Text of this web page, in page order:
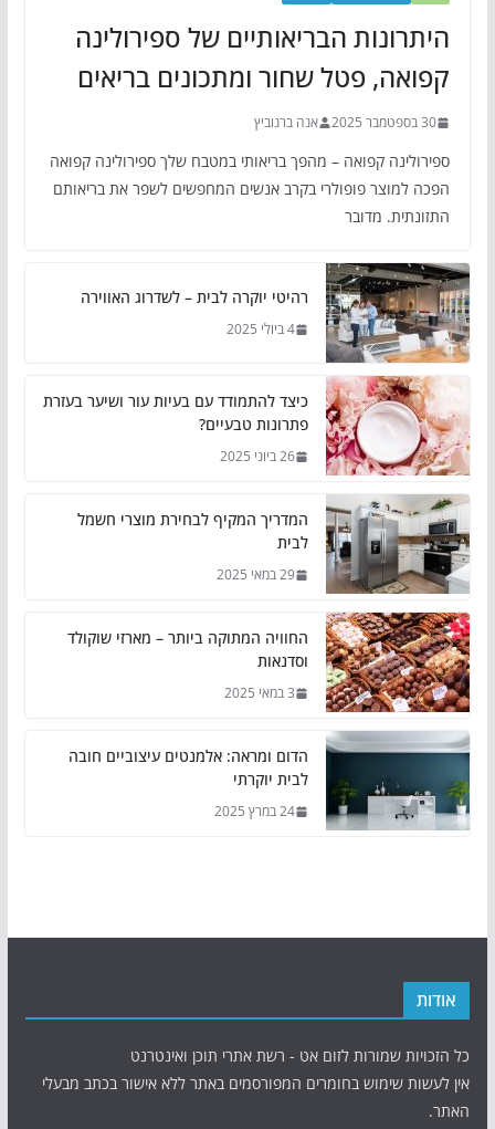
היתרונות הבריאותיים של ספירולינה
קפואה, פטל שחור ומתכונים בריאים
30 בספטמבר 2025 אנה ברנוביץ
ספירולינה קפואה – מהפך בריאותי במטבח שלך ספירולינה קפואה
הפכה למוצר פופולרי בקרב אנשים המחפשים לשפר את בריאותם
התזונתית. מדובר
רהיטי יוקרה לבית – לשדרוג האווירה
4 ביולי 2025
כיצד להתמודד עם בעיות עור ושיער בעזרת
פתרונות טבעיים?
26 ביוני 2025
המדריך המקיף לבחירת מוצרי חשמל
לבית
29 במאי 2025
החוויה המתוקה ביותר – מארזי שוקולד
וסדנאות
3 במאי 2025
הדום ומראה: אלמנטים עיצוביים חובה
לבית יוקרתי
24 במרץ 2025
אודות
כל הזכויות שמורות לזום אט - רשת אתרי תוכן ואינטרנט
אין לעשות שימוש בחומרים המפורסמים באתר ללא אישור בכתב מבעלי
האתר.